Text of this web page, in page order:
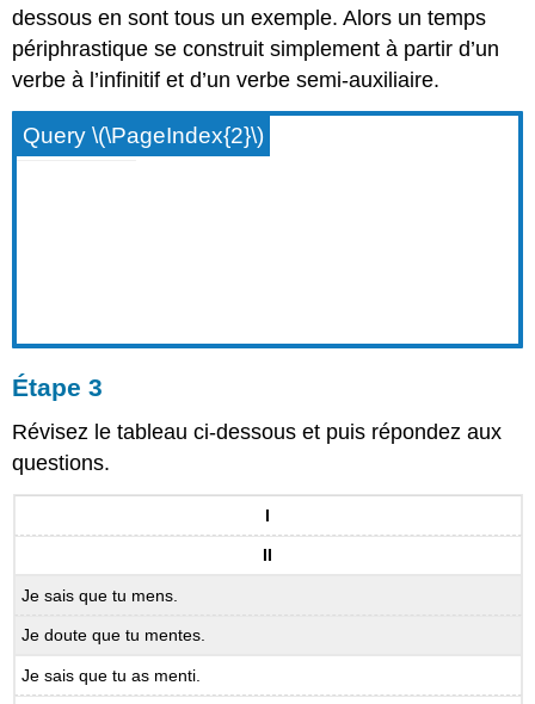
dessous en sont tous un exemple. Alors un temps
périphrastique se construit simplement à partir d’un
verbe à l’infinitif et d’un verbe semi-auxiliaire.
Query \(\PageIndex{2}\)
Étape 3
Révisez le tableau ci-dessous et puis répondez aux
questions.
I
II
Je sais que tu mens.
Je doute que tu mentes.
Je sais que tu as menti.